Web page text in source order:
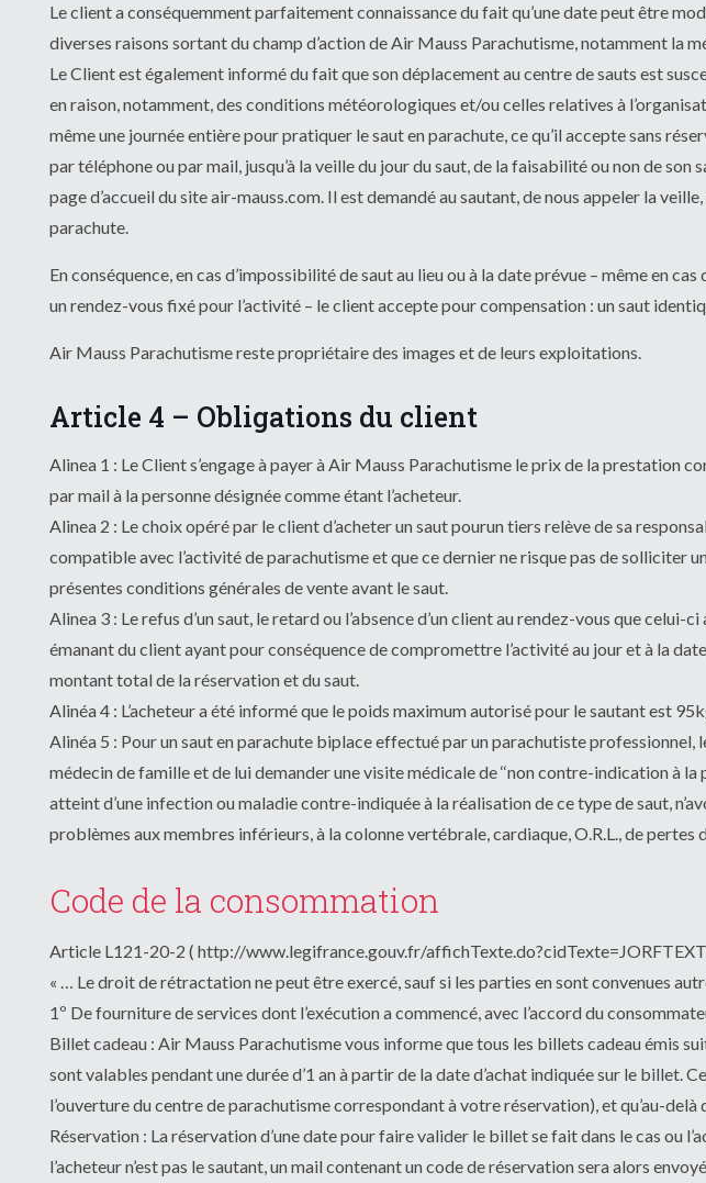
Le client a conséquemment parfaitement connaissance du fait qu’une date peut être
diverses raisons sortant du champ d’action de Air Mauss Parachutisme, notamment la
Le Client est également informé du fait que son déplacement au centre de sauts est
en raison, notamment, des conditions météorologiques et/ou celles relatives à
même une journée entière pour pratiquer le saut en parachute, ce qu’il accepte sans
par téléphone ou par mail, jusqu’à la veille du jour du saut, de la faisabilité ou non de
page d’accueil du site air-mauss.com. Il est demandé au sautant, de nous appeler la
parachute.
En conséquence, en cas d’impossibilité de saut au lieu ou à la date prévue – même en
un rendez-vous fixé pour l’activité – le client accepte pour compensation : un saut
Air Mauss Parachutisme reste propriétaire des images et de leurs exploitations.
Article 4 – Obligations du client
Alinea 1 : Le Client s’engage à payer à Air Mauss Parachutisme le prix de la prestation
par mail à la personne désignée comme étant l’acheteur.
Alinea 2 : Le choix opéré par le client d’acheter un saut pourun tiers relève de sa
compatible avec l’activité de parachutisme et que ce dernier ne risque pas de solliciter
présentes conditions générales de vente avant le saut.
Alinea 3 : Le refus d’un saut, le retard ou l’absence d’un client au rendez-vous que
émanant du client ayant pour conséquence de compromettre l’activité au jour et à la
montant total de la réservation et du saut.
Alinéa 4 : L’acheteur a été informé que le poids maximum autorisé pour le sautant est
Alinéa 5 : Pour un saut en parachute biplace effectué par un parachutiste
médecin de famille et de lui demander une visite médicale de ‘‘non contre-indication à la
atteint d’une infection ou maladie contre-indiquée à la réalisation de ce type de saut,
problèmes aux membres inférieurs, à la colonne vertébrale, cardiaque, O.R.L., de pertes
Code de la consommation
Article L121-20-2 ( http://www.legifrance.gouv.fr/
« … Le droit de rétractation ne peut être exercé, sauf si les parties en sont convenues
1º De fourniture de services dont l’exécution a commencé, avec l’accord du
Billet cadeau : Air Mauss Parachutisme vous informe que tous les billets cadeau émis
sont valables pendant une durée d’1 an à partir de la date d’achat indiquée sur le
l’ouverture du centre de parachutisme correspondant à votre réservation), et qu’au-
Réservation : La réservation d’une date pour faire valider le billet se fait dans le cas ou
l’acheteur n’est pas le sautant, un mail contenant un code de réservation sera alors